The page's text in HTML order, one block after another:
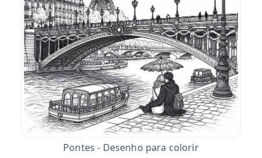
Pontes - Desenho para colorir